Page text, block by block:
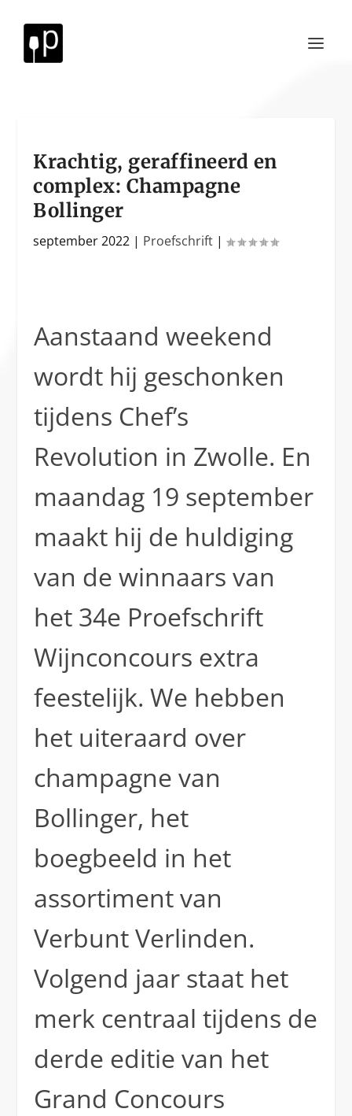
Krachtig, geraffineerd en
complex: Champagne
Bollinger
september 2022 | Proefschrift |
Aanstaand weekend
wordt hij geschonken
tijdens Chef’s
Revolution in Zwolle. En
maandag 19 september
maakt hij de huldiging
van de winnaars van
het 34e Proefschrift
Wijnconcours extra
feestelijk. We hebben
het uiteraard over
champagne van
Bollinger, het
boegbeeld in het
assortiment van
Verbunt Verlinden.
Volgend jaar staat het
merk centraal tijdens de
derde editie van het
Grand Concours